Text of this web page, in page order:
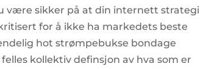
være sikker på at din internett strategi
for å ikke ha markedets beste
hot strømpebukse bondage
kollektiv definsjon av hva som er